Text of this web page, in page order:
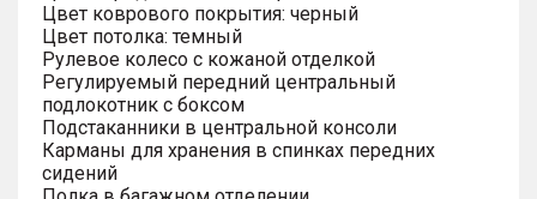
Цвет коврового покрытия: черный
Цвет потолка: темный
Рулевое колесо с кожаной отделкой
Регулируемый передний центральный
подлокотник с боксом
Подстаканники в центральной консоли
Карманы для хранения в спинках передних
сидений